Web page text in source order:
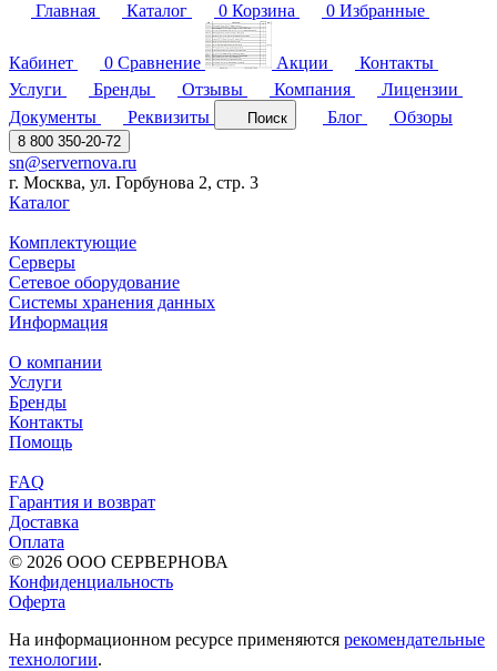
Главная Каталог 0 Корзина 0 Избранные
Кабинет 0 Сравнение Акции
Контакты
Услуги
Бренды Отзывы Компания
Лицензии
Документы
Реквизиты Поиск Блог Обзоры
8 800 350-20-72
sn@servernova.ru
г. Москва, ул. Горбунова 2, стр. 3
Каталог
Комплектующие
Серверы
Сетевое оборудование
Системы хранения данных
Информация
О компании
Услуги
Бренды
Контакты
Помощь
FAQ
Гарантия и возврат
Доставка
Оплата
© 2026 ООО СЕРВЕРНОВА
Конфиденциальность
Оферта
На информационном ресурсе применяются рекомендательные
технологии.